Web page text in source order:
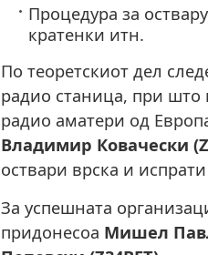
Процедура за
кратенки итн.
По теоретскиот дел
радио станица, при што
радио аматери од
Владимир Ковачески
оствари врска и
За успешната
придонесоа Мишел